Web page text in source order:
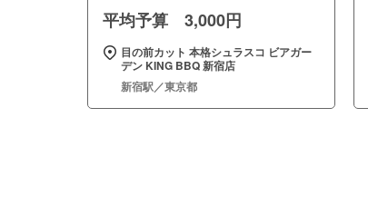
平均予算 3,000円
目の前カット 本格シュラスコ ビアガー
デン KING BBQ 新宿店
新宿駅／東京都